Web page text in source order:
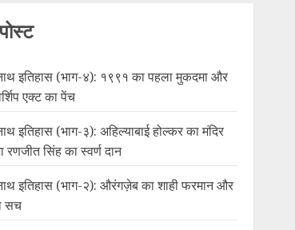
इतिहास (भाग-४): १९९१ का पहला मुकदमा और
एक्ट का पेंच
इतिहास (भाग-३): अहिल्याबाई होल्कर का मंदिर
रणजीत सिंह का स्वर्ण दान
इतिहास (भाग-२): औरंगज़ेब का शाही फरमान और
सच